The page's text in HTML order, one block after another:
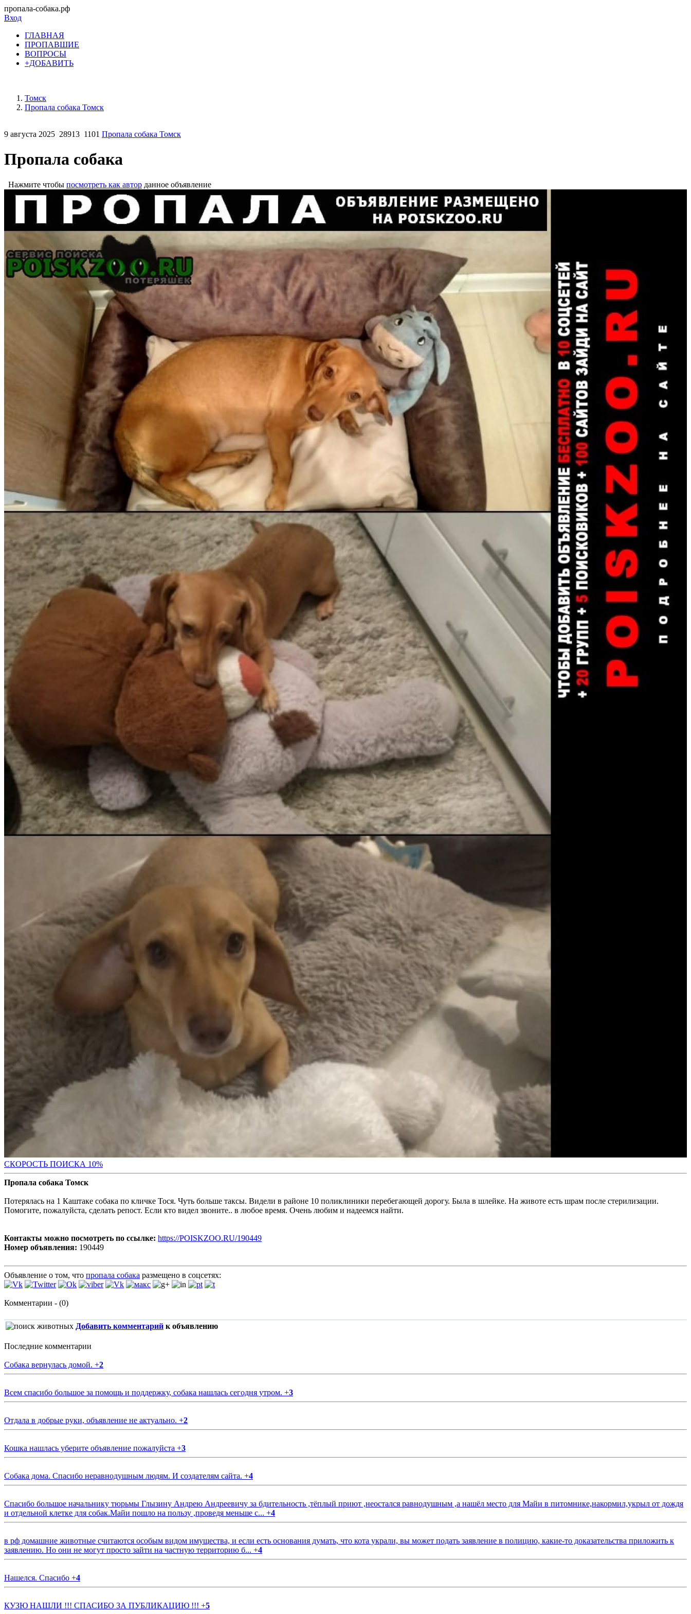
пропала-собака.рф
Вход
ГЛАВНАЯ
ПРОПАВШИЕ
ВОПРОСЫ
+ДОБАВИТЬ
Томск
Пропала собака Томск
9 августа 2025 28913 1101 Пропала собака Томск
Пропала собака
Нажмите чтобы посмотреть как автор данное объявление
СКОРОСТЬ ПОИСКА 10%
Пропала собака Томск
Потерялась на 1 Каштаке собака по кличке Тося. Чуть больше таксы. Видели в районе 10 поликлиники перебегающей дорогу. Была в шлейке. На животе есть шрам после стерилизации.
Помогите, пожалуйста, сделать репост. Если кто видел звоните.. в любое время. Очень любим и надеемся найти.
Контакты можно посмотреть по ссылке: https://POISKZOO.RU/190449
Номер объявления: 190449
Объявление о том, что пропала собака размещено в соцсетях:
Комментарии - (0)
Добавить комментарий к объявлению
Последние комментарии
Собака вернулась домой. +2
Всем спасибо большое за помощь и поддержку, собака нашлась сегодня утром. +3
Отдала в добрые руки, объявление не актуально. +2
Кошка нашлась уберите объявление пожалуйста +3
Собака дома. Спасибо неравнодушным людям. И создателям сайта. +4
Спасибо большое начальнику тюрьмы Глызину Андрею Андреевичу за бдительность ,тёплый приют ,неостался равнодушным ,а нашёл место для Майи в питомнике,накормил,укрыл от дождя
и отдельной клетке для собак.Майи пошло на пользу ,проведя меньше с... +4
в рф домашние животные считаются особым видом имущества, и если есть основания думать, что кота украли, вы может подать заявление в полицию, какие-то доказательства приложить к
заявлению. Но они не могут просто зайти на частную территорию б... +4
Нашелся. Спасибо +4
КУЗЮ НАШЛИ !!! СПАСИБО ЗА ПУБЛИКАЦИЮ !!! +5